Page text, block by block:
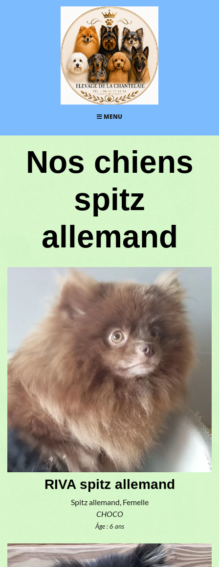
MENU
Nos chiens
spitz
allemand
RIVA spitz allemand
Spitz allemand, Femelle
CHOCO
Âge : 6 ans